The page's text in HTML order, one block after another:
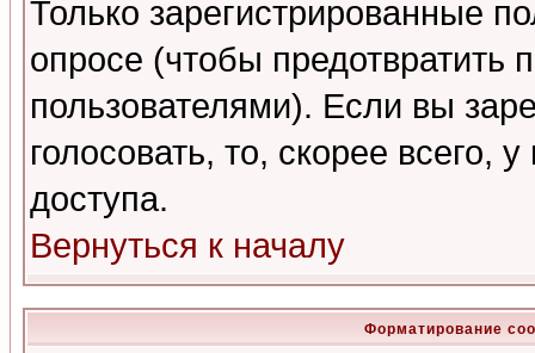
Только зарегистрированные
опросе (чтобы предотвратить
пользователями). Если вы
голосовать, то, скорее всего,
доступа.
Вернуться к началу
Форматирование